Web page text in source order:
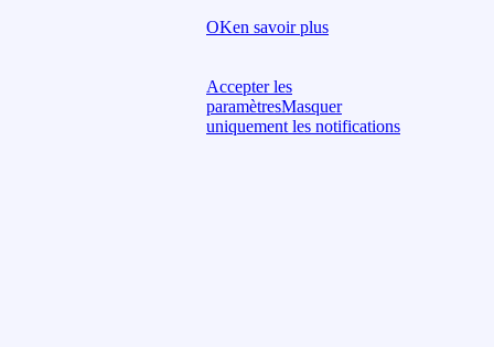
OKen savoir plus
Accepter les
paramètresMasquer
uniquement les notifications